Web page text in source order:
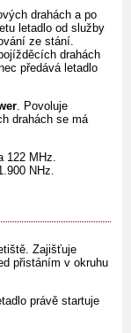
drahách a po
letadlo od služby
ze stání.
drahách
předává letadlo
. Povoluje
drahách se má
122 MHz.
NHz.
Zajišťuje
přistáním v okruhu
právě startuje